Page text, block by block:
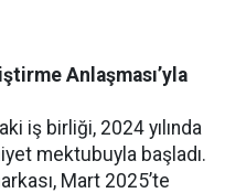
Anlaşması’yla
iş birliği, 2024 yılında
mektubuyla başladı.
Mart 2025’te